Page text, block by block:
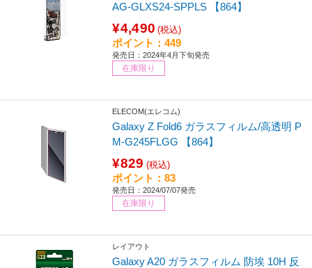
AG-GLXS24-SPPLS 【864】
¥4,490 (税込)
ポイント：449
発売日：2024年4月下旬発売
在庫限り
ELECOM(エレコム)
Galaxy Z Fold6 ガラスフィルム/高透明 P
M-G245FLGG 【864】
¥829 (税込)
ポイント：83
発売日：2024/07/07発売
在庫限り
レイアウト
Galaxy A20 ガラスフィルム 防埃 10H 反